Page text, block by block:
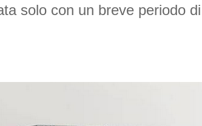
solo con un breve periodo